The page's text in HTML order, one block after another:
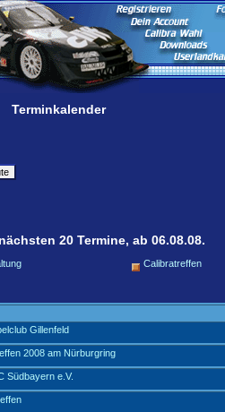
Terminkalender
20 Termine, ab 06.08.08.
Calibratreffen
Gillenfeld
2008 am Nürburgring
Südbayern e.V.